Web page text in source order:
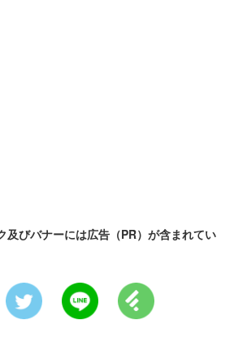
及びバナーには広告（PR）が含まれてい